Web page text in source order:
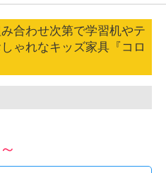
合わせ次第で学習机やテ
ゃれなキッズ家具『コロ